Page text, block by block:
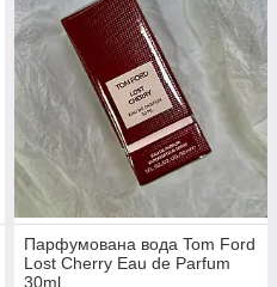
Парфумована вода Tom Ford
Lost Cherry Eau de Parfum
30ml